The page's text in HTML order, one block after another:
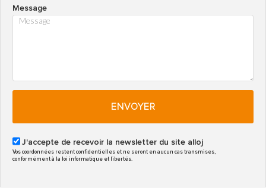
Message
ENVOYER
J'accepte de recevoir la newsletter du site alloj
Vos coordonnées restent confidentielles et ne seront en aucun cas transmises,
conformément à la loi informatique et libertés.